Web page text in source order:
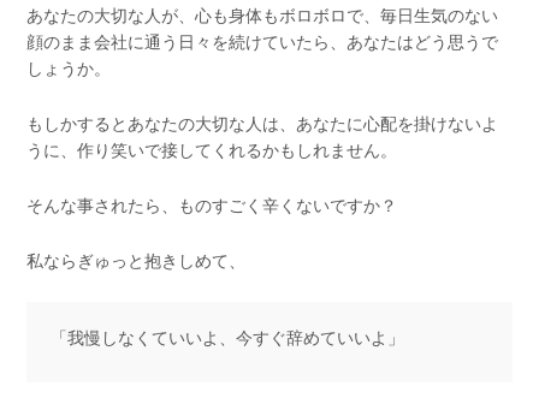
あなたの大切な人が、心も身体もボロボロで、毎日生気のない
顔のまま会社に通う日々を続けていたら、あなたはどう思うで
しょうか。
もしかするとあなたの大切な人は、あなたに心配を掛けないよ
うに、作り笑いで接してくれるかもしれません。
そんな事されたら、ものすごく辛くないですか？
私ならぎゅっと抱きしめて、
「我慢しなくていいよ、今すぐ辞めていいよ」